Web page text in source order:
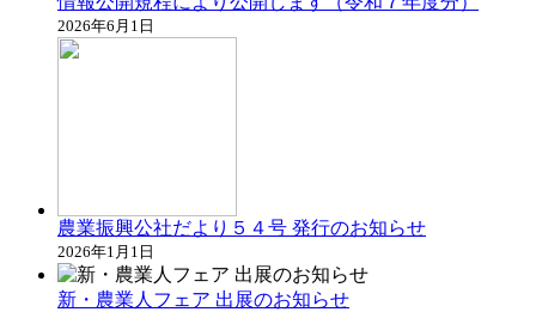
2026年6月1日
農業振興公社だより５４号 発行のお知らせ
2026年1月1日
新・農業人フェア 出展のお知らせ